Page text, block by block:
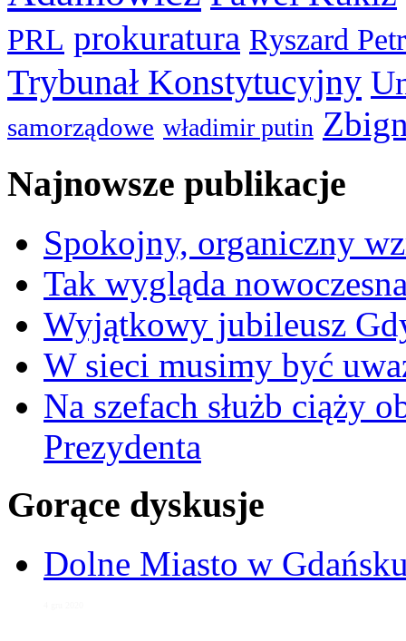
PRL prokuratura Ryszard
Trybunał Konstytucyjny
samorządowe władimir putin
Najnowsze publikacje
Spokojny, organiczny
Tak wygląda
Wyjątkowy jubileusz
W sieci musimy być
Na szefach służb ciąży
Prezydenta
Gorące dyskusje
Dolne Miasto w